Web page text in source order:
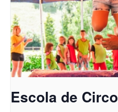
Escola de Circo